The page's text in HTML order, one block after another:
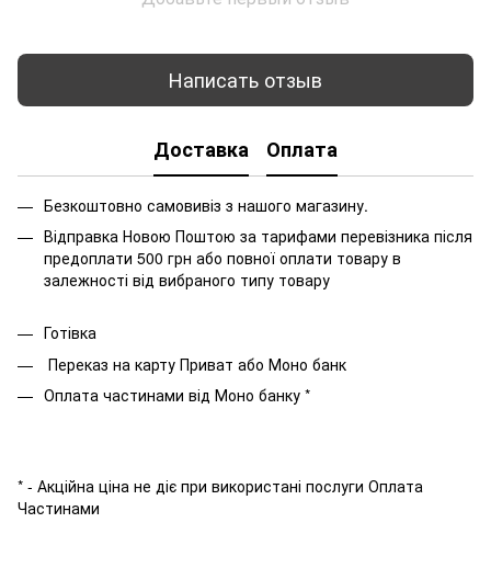
Написать отзыв
Доставка Оплата
Безкоштовно самовивіз з нашого магазину.
Відправка Новою Поштою за тарифами перевізника після
предоплати 500 грн або повної оплати товару в
залежності від вибраного типу товару
Готівка
Переказ на карту Приват або Моно банк
Оплата частинами від Моно банку *
* - Акційна ціна не діє при використані послуги Оплата
Частинами